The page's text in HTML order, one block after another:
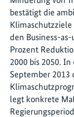
bestätigt die
den Business-
Prozent
2000 bis 2050.
September 2013
legt konkrete